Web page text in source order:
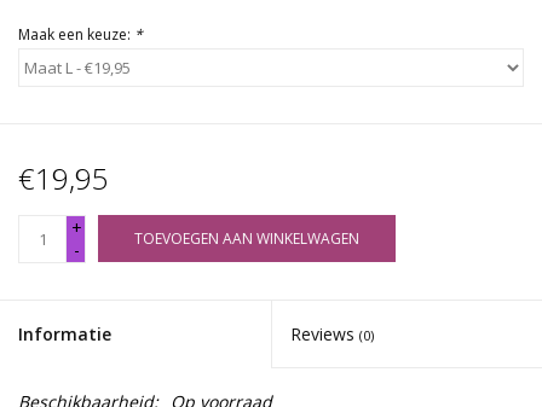
Maak een keuze: *
€19,95
+
-
TOEVOEGEN AAN WINKELWAGEN
Informatie Reviews (0)
Beschikbaarheid: Op voorraad